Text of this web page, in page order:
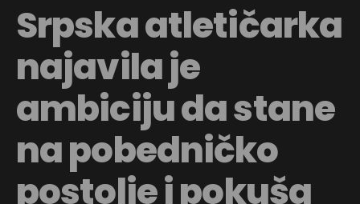
Srpska atletičarka
najavila je
ambiciju da stane
na pobedničko
postolje i pokuša